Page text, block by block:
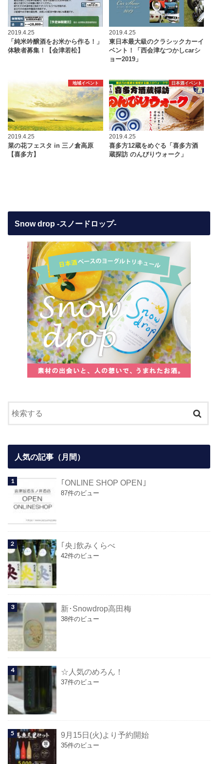
2019.4.25
「純米吟醸酒をお米から作る！」
体験者募集！【会津若松】
2019.4.25
東日本最大級のクラシックカーイ
ベント！「西会津なつかしcarシ
ョー2019」
地域イベント
2019.4.25
菜の花フェスタ in 三ノ倉高原
【喜多方】
日本酒イベント
2019.4.25
喜多方12蔵をめぐる「喜多方酒
蔵探訪 のんびりウォーク」
Snow drop -スノードロップ-
人気の記事（月間）
｢ONLINE SHOP OPEN｣
87件のビュー
｢央｣飲みくらべ
42件のビュー
新･Snowdrop高田梅
38件のビュー
☆人気のめろん！
37件のビュー
9月15日(火)より予約開始
35件のビュー